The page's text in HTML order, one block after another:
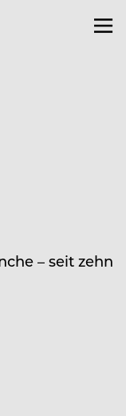
– seit zehn